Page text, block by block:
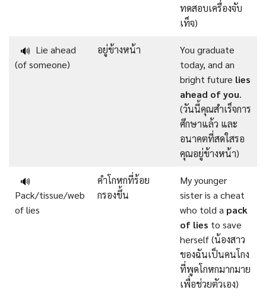
ทดสอบเครื่องจับ
เท็จ)
🔊 Lie ahead
(of someone)
อยู่ข้างหน้า
You graduate
today, and an
bright future lies
ahead of you.
(วันนี้คุณสำเร็จการ
ศึกษาแล้ว และ
อนาคตที่สดใสรอ
คุณอยู่ข้างหน้า)
🔊
Pack/tissue/web
of lies
คำโกหกที่ร้อย
กรองขึ้น
My younger
sister is a cheat
who told a pack
of lies to save
herself (น้องสาว
ของฉันเป็นคนโกง
ที่พูดโกหกมากมาย
เพื่อช่วยตัวเอง)